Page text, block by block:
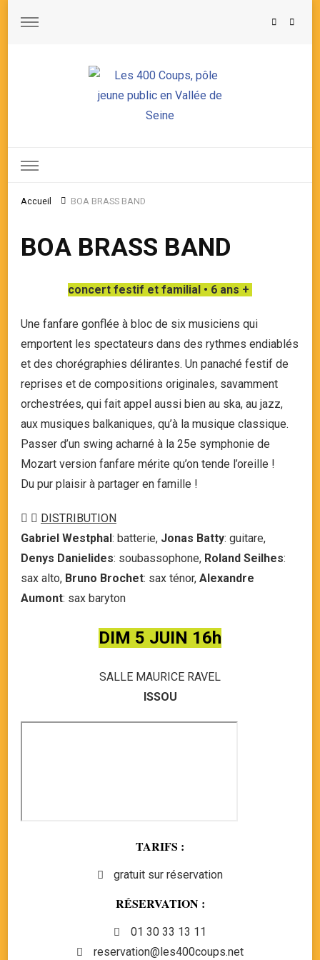
Accueil BOA BRASS BAND
BOA BRASS BAND
concert festif et familial • 6 ans +
Une fanfare gonflée à bloc de six musiciens qui
emportent les spectateurs dans des rythmes endiablés
et des chorégraphies délirantes. Un panaché festif de
reprises et de compositions originales, savamment
orchestrées, qui fait appel aussi bien au ska, au jazz,
aux musiques balkaniques, qu’à la musique classique.
Passer d’un swing acharné à la 25e symphonie de
Mozart version fanfare mérite qu’on tende l’oreille !
Du pur plaisir à partager en famille !
DISTRIBUTION
Gabriel Westphal: batterie, Jonas Batty: guitare,
Denys Danielides: soubassophone, Roland Seilhes:
sax alto, Bruno Brochet: sax ténor, Alexandre
Aumont: sax baryton
DIM 5 JUIN 16h
SALLE MAURICE RAVEL
ISSOU
TARIFS :
gratuit sur réservation
RÉSERVATION :
01 30 33 13 11
reservation@les400coups.net